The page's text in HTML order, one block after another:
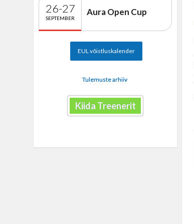
26-27
SEPTEMBER
Aura Open Cup
EUL võistluskalender
Tulemuste arhiiv
Kiida Treenerit